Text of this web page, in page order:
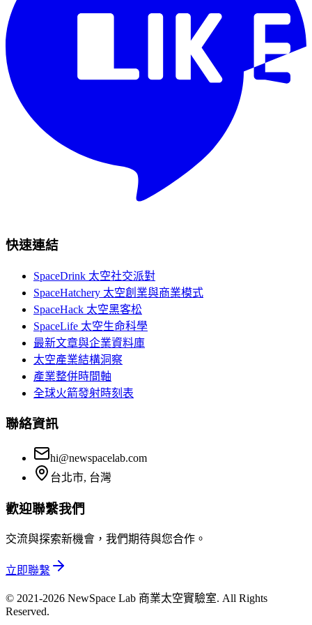
快速連結
SpaceDrink 太空社交派對
SpaceHatchery 太空創業與商業模式
SpaceHack 太空黑客松
SpaceLife 太空生命科學
最新文章與企業資料庫
太空產業結構洞察
產業整併時間軸
全球火箭發射時刻表
聯絡資訊
hi@newspacelab.com
台北市, 台灣
歡迎聯繫我們
交流與探索新機會，我們期待與您合作。
立即聯繫
© 2021-2026 NewSpace Lab 商業太空實驗室. All Rights
Reserved.